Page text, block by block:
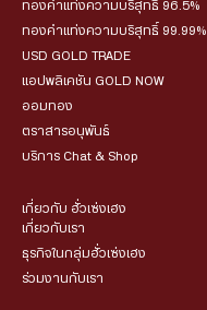
ทองคำแท่งความบริสุทธิ์ 96.5%
ทองคำแท่งความบริสุทธิ์ 99.99%
USD GOLD TRADE
แอปพลิเคชัน GOLD NOW
ออมทอง
ตราสารอนุพันธ์
บริการ Chat & Shop
เกี่ยวกับ ฮั่วเซ่งเฮง
เกี่ยวกับเรา
ธุรกิจในกลุ่มฮั่วเซ่งเฮง
ร่วมงานกับเรา